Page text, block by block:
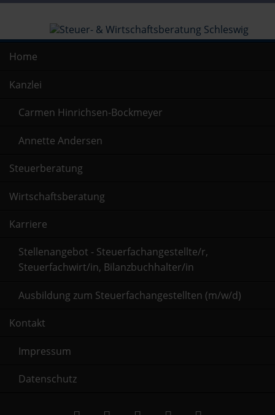
Navigation
Home
Kanzlei
Carmen Hinrichsen-Bockmeyer
Annette Andersen
Steuerberatung
Wirtschaftsberatung
Karriere
Stellenangebot - Steuerfachangestellte/r,
Steuerfachwirt/in, Bilanzbuchhalter/in
Ausbildung zum Steuerfachangestellten (m/w/d)
Kontakt
Impressum
Datenschutz